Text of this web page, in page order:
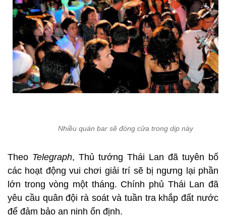
Nhiều quán bar sẽ đóng cửa trong dịp này
Theo Telegraph, Thủ tướng Thái Lan đã tuyên bố
các hoạt động vui chơi giải trí sẽ bị ngưng lại phần
lớn trong vòng một tháng. Chính phủ Thái Lan đã
yêu cầu quân đội rà soát và tuần tra khắp đất nước
để đảm bảo an ninh ổn định.